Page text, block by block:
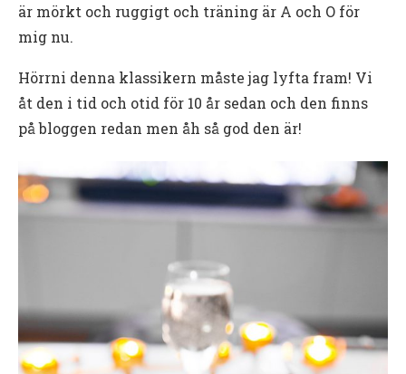
är mörkt och ruggigt och träning är A och O för
mig nu.
Hörrni denna klassikern måste jag lyfta fram! Vi
åt den i tid och otid för 10 år sedan och den finns
på bloggen redan men åh så god den är!